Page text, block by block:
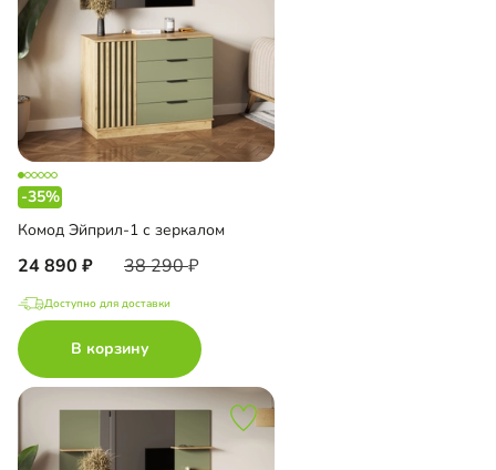
-35%
Комод Эйприл-1 с зеркалом
24 890 38 290
Доступно для доставки
В корзину